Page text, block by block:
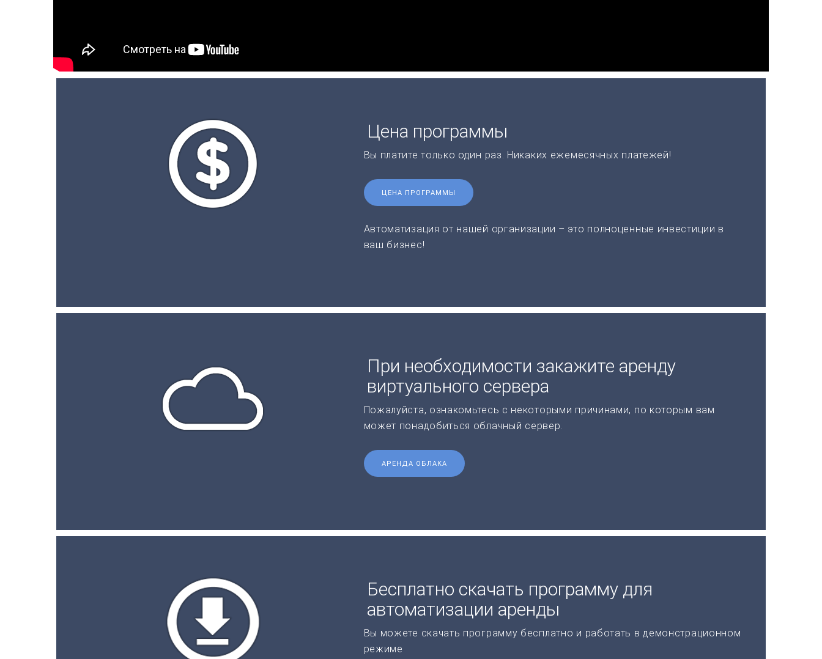
Цена программы
Вы платите только один раз. Никаких ежемесячных платежей!
ЦЕНА ПРОГРАММЫ
Автоматизация от нашей организации – это полноценные инвестиции в
ваш бизнес!
При необходимости закажите аренду
виртуального сервера
Пожалуйста, ознакомьтесь с некоторыми причинами, по которым вам
может понадобиться облачный сервер.
АРЕНДА ОБЛАКА
Бесплатно скачать программу для
автоматизации аренды
Вы можете скачать программу бесплатно и работать в демонстрационном
режиме